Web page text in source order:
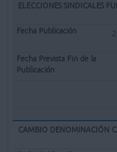
ELECCIONES SINDICALES
CAMBIO DENOMINACIÓN